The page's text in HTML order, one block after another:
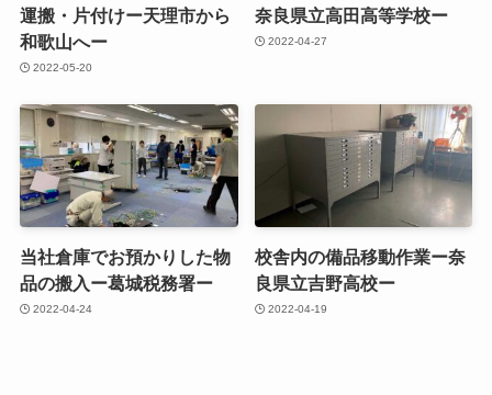
運搬・片付けー天理市から
和歌山へー
2022-05-20
奈良県立高田高等学校ー
2022-04-27
当社倉庫でお預かりした物
品の搬入ー葛城税務署ー
2022-04-24
校舎内の備品移動作業ー奈
良県立吉野高校ー
2022-04-19